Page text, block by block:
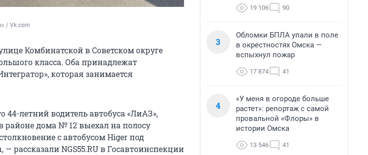
/ Vk.com
Комбинатской в Советском округе
класса. Оба принадлежат
которая занимается
44-летний водитель автобуса «ЛиАЗ»,
районе дома № 12 выехал на полосу
с автобусом Higer под
рассказали NGS55.RU в Госавтоинспекции
19 106 90
3
Обломки БПЛА упали в поле
в окрестностях Омска —
вспыхнул пожар
17 874 41
4
«У меня в огороде больше
растет»: репортаж с самой
провальной «Флоры» в
истории Омска
13 546 41